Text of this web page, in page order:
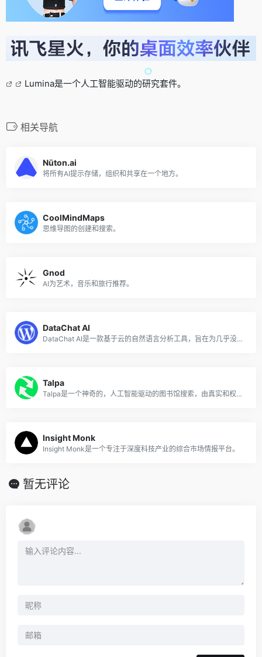
Lumina是一个人工智能驱动的研究套件。
相关导航
Nūton.ai
将所有AI提示存储，组织和共享在一个地方。
CoolMindMaps
思维导图的创建和搜索。
Gnod
AI为艺术，音乐和旅行推荐。
DataChat AI
DataChat AI是一款基于云的自然语言分析工具，旨在为几乎没有或没有编码经验的用户简化数据科学和分析任务。
Talpa
Talpa是一个神奇的，人工智能驱动的图书馆搜索，由真实和权威的数据支持。
Insight Monk
Insight Monk是一个专注于深度科技产业的综合市场情报平台。
暂无评论